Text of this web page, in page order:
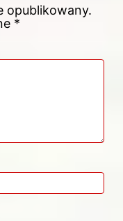
opublikowany.
*